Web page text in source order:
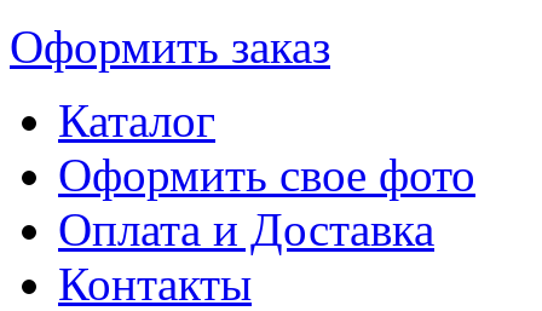
Оформить заказ
Каталог
Оформить свое фото
Оплата и Доставка
Контакты